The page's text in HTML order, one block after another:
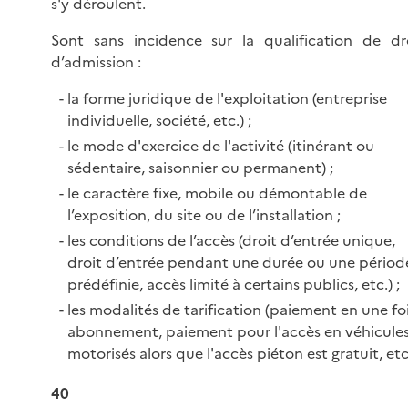
Sont sans incidence sur la qualification de
d’admission :
la forme juridique de l'exploitation (entreprise
individuelle, société, etc.) ;
le mode d'exercice de l'activité (itinérant ou
sédentaire, saisonnier ou permanent) ;
le caractère fixe, mobile ou démontable de
l’exposition, du site ou de l’installation ;
les conditions de l’accès (droit d’entrée unique,
droit d’entrée pendant une durée ou une
prédéfinie, accès limité à certains publics, etc.) ;
les modalités de tarification (paiement en une
abonnement, paiement pour l'accès en
motorisés alors que l'accès piéton est gratuit,
40